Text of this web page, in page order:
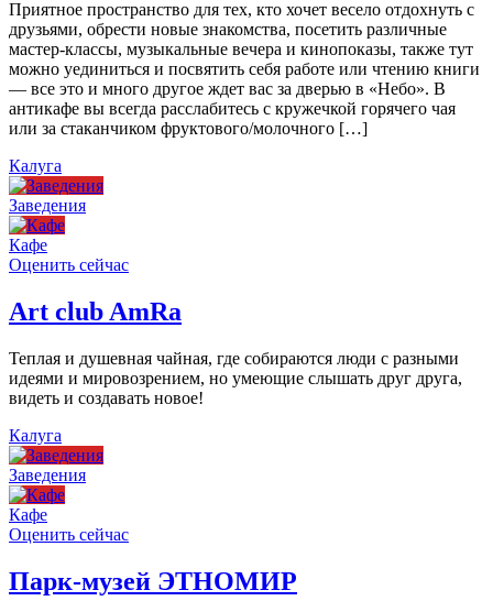
Приятное пространство для тех, кто хочет весело отдохнуть с
друзьями, обрести новые знакомства, посетить различные
мастер-классы, музыкальные вечера и кинопоказы, также тут
можно уединиться и посвятить себя работе или чтению книги
— все это и много другое ждет вас за дверью в «Небо». В
антикафе вы всегда расслабитесь с кружечкой горячего чая
или за стаканчиком фруктового/молочного […]
Калуга
Заведения
Кафе
Оценить сейчас
Art сlub AmRa
Теплая и душевная чайная, где собираются люди с разными
идеями и мировозрением, но умеющие слышать друг друга,
видеть и создавать новое!
Калуга
Заведения
Кафе
Оценить сейчас
Парк-музей ЭТНОМИР